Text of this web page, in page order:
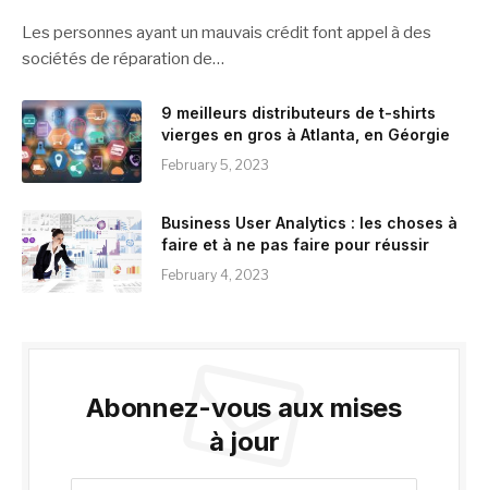
Les personnes ayant un mauvais crédit font appel à des
sociétés de réparation de…
9 meilleurs distributeurs de t-shirts
vierges en gros à Atlanta, en Géorgie
February 5, 2023
Business User Analytics : les choses à
faire et à ne pas faire pour réussir
February 4, 2023
Abonnez-vous aux mises
à jour